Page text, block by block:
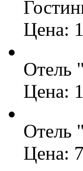
Цена:
Отель
Цена:
Отель
Цена: